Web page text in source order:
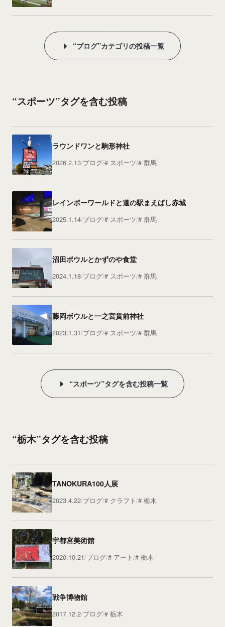
“ブログ”カテゴリの投稿一覧
“スポーツ”タグを含む投稿
ラウンドワンと駒形神社
2026.2.13 ブログ スポーツ 群馬
レインボーワールドと道の駅まえばし赤城
2025.1.14 ブログ スポーツ 群馬
沼田ボウルとかずのや食堂
2024.1.18 ブログ スポーツ 群馬
藤岡ボウルと一之宮貫前神社
2023.1.31 ブログ スポーツ 群馬
“スポーツ”タグを含む投稿一覧
“栃木”タグを含む投稿
TANOKURA100人展
2023.4.22 ブログ クラフト 栃木
宇都宮美術館
2020.10.21 ブログ アート 栃木
戦争博物館
2017.12.2 ブログ 栃木